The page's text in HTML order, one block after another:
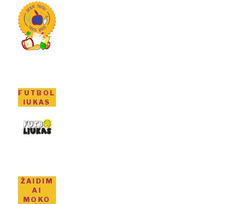
FUTBOL
IUKAS
ŽAIDIM
AI
MOKO